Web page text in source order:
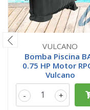
VULCANO
Bomba Piscina
0.75 HP Motor
Vulcano
+
-